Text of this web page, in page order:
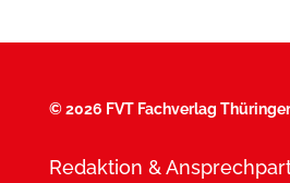
©2026 FVT Fachverlag
Redaktion &